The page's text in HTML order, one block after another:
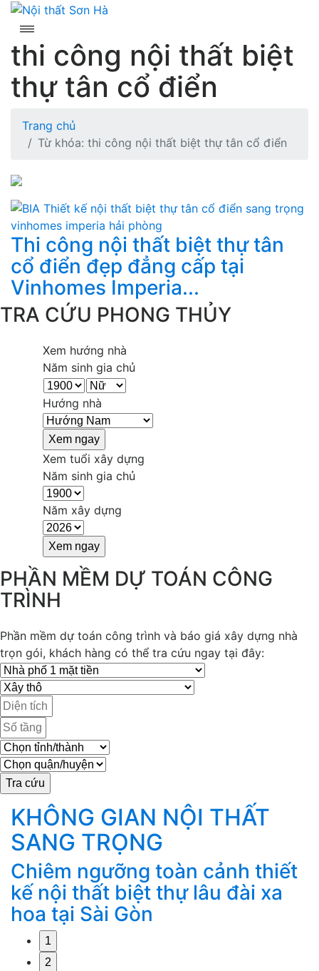
Skip
content
thi công nội thất biệt
thự tân cổ điển
Trang chủ
Từ khóa: thi công nội thất biệt thự tân cổ điển
Thi công nội thất biệt thự tân
cổ điển đẹp đẳng cấp tại
Vinhomes Imperia...
TRA CỨU PHONG THỦY
Xem hướng nhà
Năm sinh gia chủ
Hướng nhà
Xem tuổi xây dựng
Năm sinh gia chủ
Năm xây dựng
PHẦN MỀM DỰ TOÁN CÔNG
TRÌNH
Phần mềm dự toán công trình và báo giá xây dựng nhà
trọn gói, khách hàng có thể tra cứu ngay tại đây:
KHÔNG GIAN NỘI THẤT
SANG TRỌNG
Chiêm ngưỡng toàn cảnh thiết
kế nội thất biệt thự lâu đài xa
hoa tại Sài Gòn
1
2